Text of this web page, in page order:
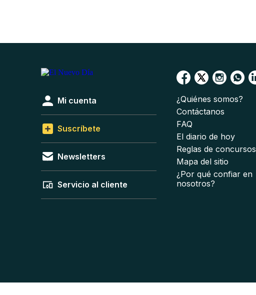
Mi cuenta
Suscríbete
Newsletters
Servicio al cliente
¿Quiénes somos?
Contáctanos
FAQ
El diario de hoy
Reglas de concursos
Mapa del sitio
¿Por qué confiar en
nosotros?